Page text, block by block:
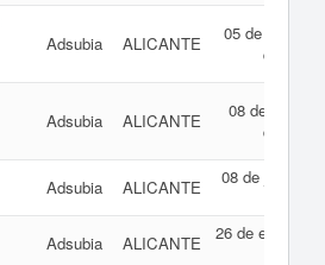
Adsubia ALICANTE
05 de octubre
de 2018
Adsubia ALICANTE
08 de agosto
de 2017
Adsubia ALICANTE
08 de junio de
Adsubia ALICANTE
26 de enero de